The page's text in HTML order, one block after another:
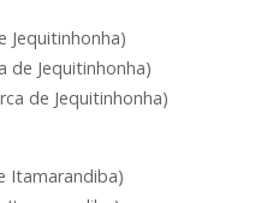
Jequitinhonha)
de Jequitinhonha)
de Jequitinhonha)
Itamarandiba)